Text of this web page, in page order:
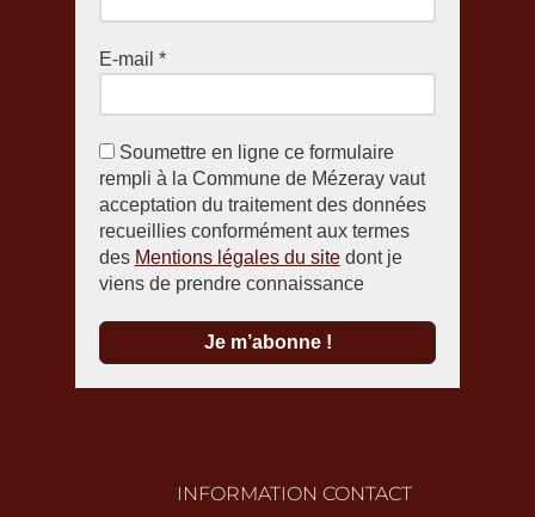
E-mail *
Soumettre en ligne ce formulaire
rempli à la Commune de Mézeray vaut
acceptation du traitement des données
recueillies conformément aux termes
des Mentions légales du sitedont je
viens de prendre connaissance
INFORMATION CONTACT